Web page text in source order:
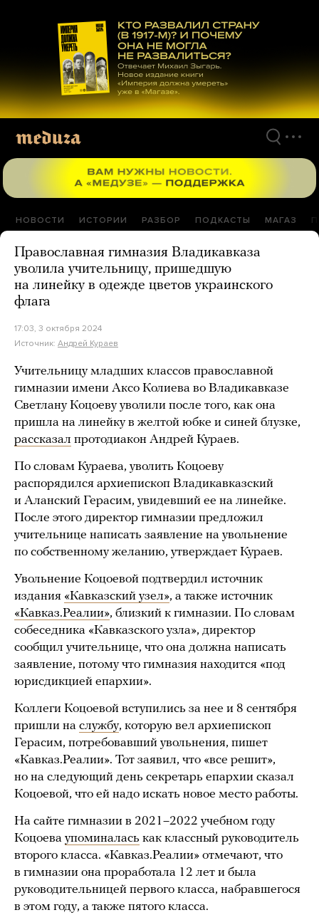
материалам
НОВОСТИ ИСТОРИИ РАЗБОР ПОДКАСТЫ МАГАЗ
Православная гимназия Владикавказа
уволила учительницу, пришедшую
на линейку в одежде цветов украинского
флага
17:03, 3 октября 2024
Источник: Андрей Кураев
Учительницу младших классов православной
гимназии имени Аксо Колиева во Владикавказе
Светлану Коцоеву уволили после того, как она
пришла на линейку в желтой юбке и синей блузке,
рассказал протодиакон Андрей Кураев.
По словам Кураева, уволить Коцоеву
распорядился архиепископ Владикавказский
и Аланский Герасим, увидевший ее на линейке.
После этого директор гимназии предложил
учительнице написать заявление на увольнение
по собственному желанию, утверждает Кураев.
Увольнение Коцоевой подтвердил источник
издания «Кавказский узел», а также источник
«Кавказ.Реалии», близкий к гимназии. По словам
собеседника «Кавказского узла», директор
сообщил учительнице, что она должна написать
заявление, потому что гимназия находится «под
юрисдикцией епархии».
Коллеги Коцоевой вступились за нее и 8 сентября
пришли на службу, которую вел архиепископ
Герасим, потребовавший увольнения, пишет
«Кавказ.Реалии». Тот заявил, что «все решит»,
но на следующий день секретарь епархии сказал
Коцоевой, что ей надо искать новое место работы.
На сайте гимназии в 2021–2022 учебном году
Коцоева упоминалась как классный руководитель
второго класса. «Кавказ.Реалии» отмечают, что
в гимназии она проработала 12 лет и была
руководительницей первого класса, набравшегося
в этом году, а также пятого класса.